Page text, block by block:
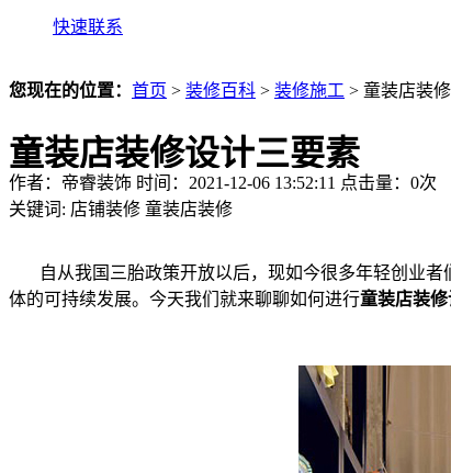
快速联系
您现在的位置： 首页 > 装修百科 > 装修施工 > 童装店装
童装店装修设计三要素
作者：帝睿装饰 时间：2021-12-06 13:52:11 点击量： 0次
关键词: 店铺装修 童装店装修
自从我国三胎政策开放以后，现如今很多年轻创业者
体的可持续发展。今天我们就来聊聊如何进行童装店装